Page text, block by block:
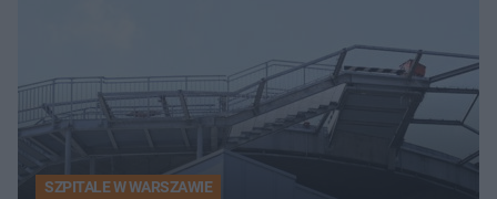
SZPITALE W WARSZAWIE